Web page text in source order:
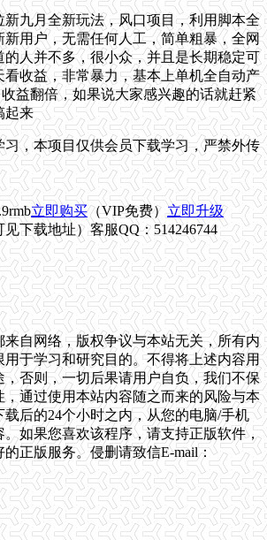
新九月全新玩法，风口项目，利用脚本全
新用户，无需任何人工，简单粗暴，全网
的人并不多，很小众，并且是长期稳定可
看收益，非常暴力，基本上单机全自动产
益翻倍，如果说大家感兴趣的话就赶紧
起来
习，本项目仅供会员下载学习，严禁外传
rmb立即购买（VIP免费）立即升级
下载地址）客服QQ：514246744
来自网络，版权争议与本站无关，所有内
用于学习和研究目的。不得将上述内容用
，否则，一切后果请用户自负，我们不保
，通过使用本站内容随之而来的风险与本
后的24个小时之内，从您的电脑/手机
。如果您喜欢该程序，请支持正版软件，
正版服务。侵删请致信E-mail：